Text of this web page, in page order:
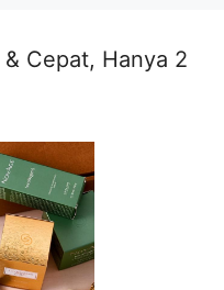
Cepat, Hanya 2